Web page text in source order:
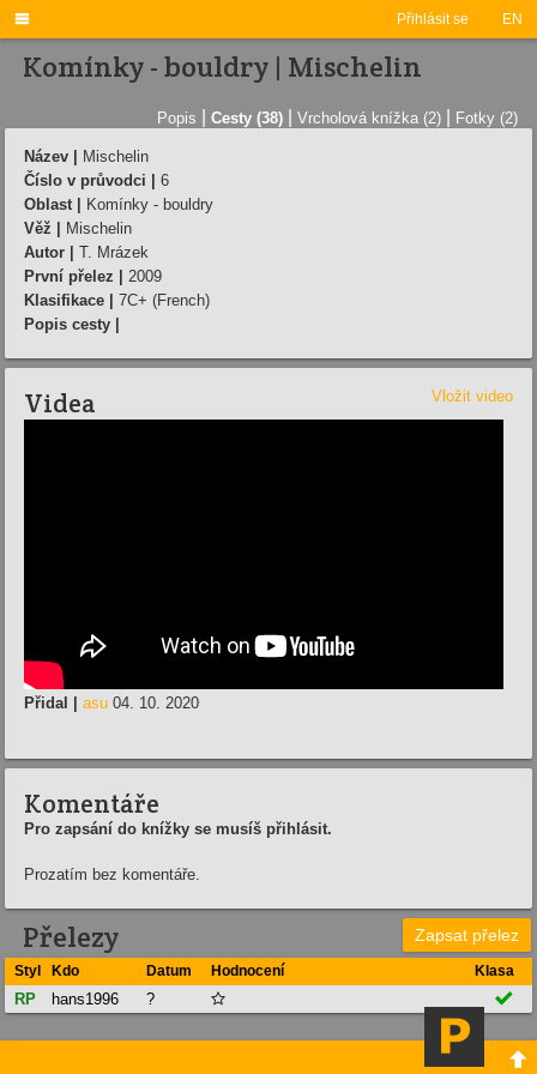
Přihlásit se EN

Komínky - bouldry | Mischelin
Popis Cesty (38) Vrcholová knížka (2) Fotky (2)
Název |
Mischelin
Číslo v průvodci |
6
Oblast |
Komínky - bouldry
Věž |
Mischelin
Autor |
T. Mrázek
První přelez |
2009
Klasifikace |
7C+ (French)
Popis cesty |
Videa Vložit video
Přidal | asu 04. 10. 2020
Komentáře
Pro zapsání do knížky se musíš přihlásit.
Prozatím bez komentáře.
Přelezy Zapsat přelez
Styl Kdo Datum Hodnocení Klasa
RP hans1996 ?  
